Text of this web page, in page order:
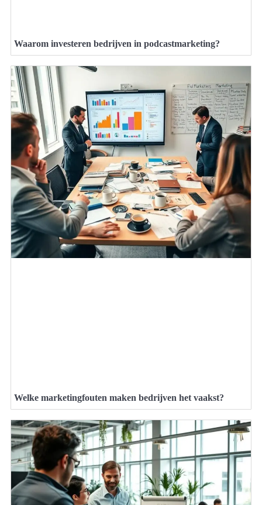
Waarom investeren bedrijven in podcastmarketing?
Welke marketingfouten maken bedrijven het vaakst?